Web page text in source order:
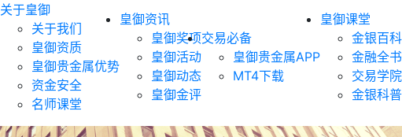
关于皇御
关于我们
皇御资质
皇御贵金属优势
资金安全
名师课堂
皇御资讯
皇御奖项
皇御活动
皇御动态
皇御金评
交易必备
皇御贵金属APP
MT4下载
皇御课堂
金银百科
金融全书
交易学院
金银科普